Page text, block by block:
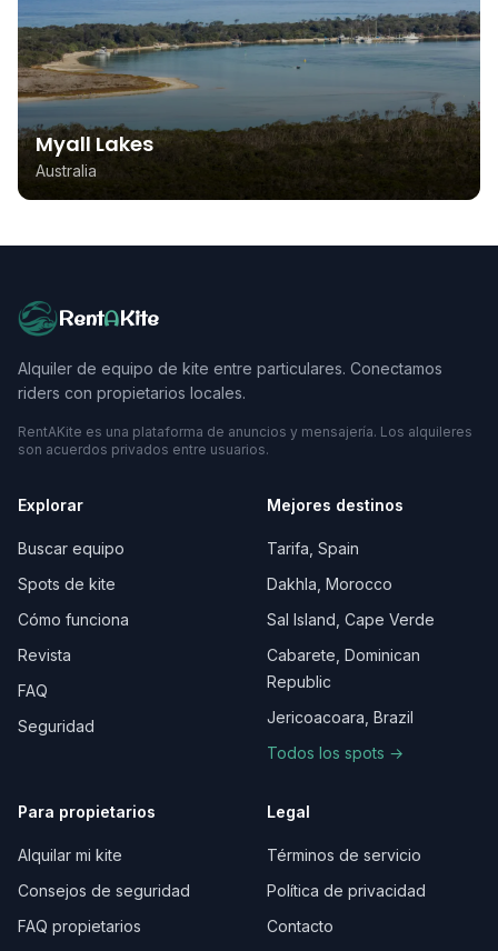
Myall Lakes
Australia
RentAKite
Alquiler de equipo de kite entre particulares. Conectamos
riders con propietarios locales.
RentAKite es una plataforma de anuncios y mensajería. Los alquileres
son acuerdos privados entre usuarios.
Explorar
Buscar equipo
Spots de kite
Cómo funciona
Revista
FAQ
Seguridad
Mejores destinos
Tarifa, Spain
Dakhla, Morocco
Sal Island, Cape Verde
Cabarete, Dominican
Republic
Jericoacoara, Brazil
Todos los spots →
Para propietarios
Alquilar mi kite
Consejos de seguridad
FAQ propietarios
Legal
Términos de servicio
Política de privacidad
Contacto